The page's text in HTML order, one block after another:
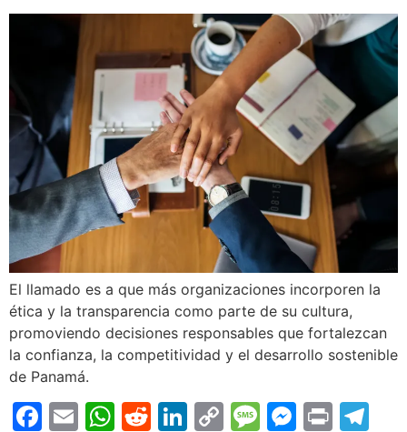
El llamado es a que más organizaciones incorporen la
ética y la transparencia como parte de su cultura,
promoviendo decisiones responsables que fortalezcan
la confianza, la competitividad y el desarrollo sostenible
de Panamá.
Facebook
EmailWhatsApp
Reddit
LinkedIn
CopyMessage
Print